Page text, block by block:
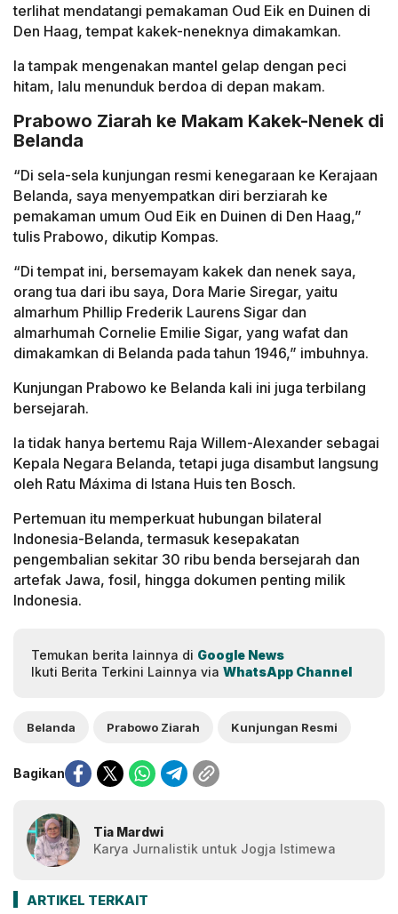
terlihat mendatangi pemakaman Oud Eik en Duinen di
Den Haag, tempat kakek-neneknya dimakamkan.
Ia tampak mengenakan mantel gelap dengan peci
hitam, lalu menunduk berdoa di depan makam.
Prabowo Ziarah ke Makam Kakek-Nenek di
Belanda
“Di sela-sela kunjungan resmi kenegaraan ke Kerajaan
Belanda, saya menyempatkan diri berziarah ke
pemakaman umum Oud Eik en Duinen di Den Haag,”
tulis Prabowo, dikutip Kompas.
“Di tempat ini, bersemayam kakek dan nenek saya,
orang tua dari ibu saya, Dora Marie Siregar, yaitu
almarhum Phillip Frederik Laurens Sigar dan
almarhumah Cornelie Emilie Sigar, yang wafat dan
dimakamkan di Belanda pada tahun 1946,” imbuhnya.
Kunjungan Prabowo ke Belanda kali ini juga terbilang
bersejarah.
Ia tidak hanya bertemu Raja Willem-Alexander sebagai
Kepala Negara Belanda, tetapi juga disambut langsung
oleh Ratu Máxima di Istana Huis ten Bosch.
Pertemuan itu memperkuat hubungan bilateral
Indonesia-Belanda, termasuk kesepakatan
pengembalian sekitar 30 ribu benda bersejarah dan
artefak Jawa, fosil, hingga dokumen penting milik
Indonesia.
Temukan berita lainnya di Google News
Ikuti Berita Terkini Lainnya via WhatsApp Channel
Belanda Prabowo Ziarah Kunjungan Resmi
Bagikan
Tia Mardwi
Karya Jurnalistik untuk Jogja Istimewa
ARTIKEL TERKAIT